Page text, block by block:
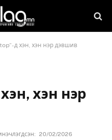
д хэн, хэн нэр дэвшив
хэн нэр
20/02/2026